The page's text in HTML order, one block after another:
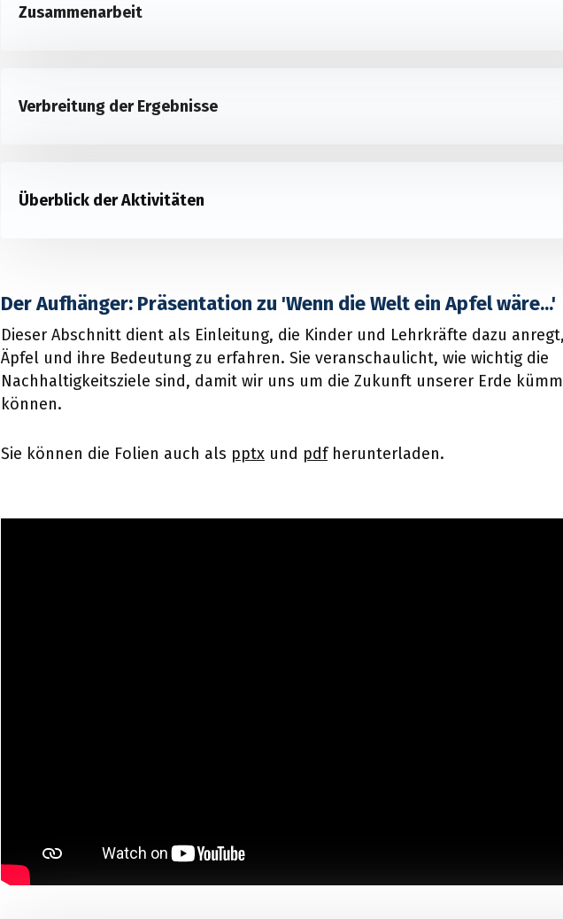
Zusammenarbeit
Verbreitung der Ergebnisse
Überblick der Aktivitäten
Der Aufhänger: Präsentation zu 'Wenn die Welt ein Apfel wäre...'
Dieser Abschnitt dient als Einleitung, die Kinder und Lehrkräfte dazu
Äpfel und ihre Bedeutung zu erfahren. Sie veranschaulicht, wie wichtig die
Nachhaltigkeitsziele sind, damit wir uns um die Zukunft unserer Erde
können.
Sie können die Folien auch als pptx und pdfherunterladen.